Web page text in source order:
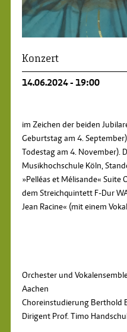
Konzert
14.06.2024 - 19:00
im Zeichen der beiden
Geburtstag am 4.
Todestag am 4. November).
Musikhochschule Köln,
»Pelléas et Mélisande« Suite
dem Streichquintett F-Dur
Jean Racine« (mit einem
Orchester und
Aachen
Choreinstudierung Berthold
Dirigent Prof. Timo